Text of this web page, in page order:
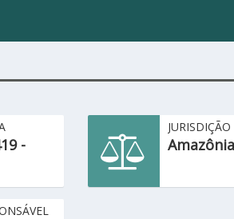
-